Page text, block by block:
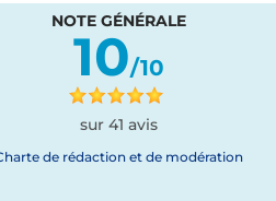
NOTE GÉNÉRALE
10/10
sur 41 avis
de rédaction et de modération